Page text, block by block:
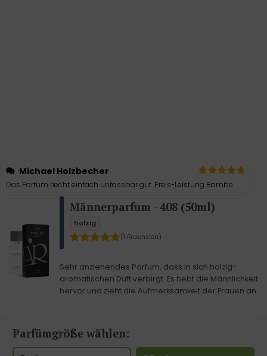
Michael Holzbecher
Das Parfum riecht einfach unfassbar gut. Preis-Leistung Bombe.
Männerparfum - 408 (50ml)
holzig
(1 Rezension)
Sehr anziehendes Parfum, dass in sich holzig-
aromatischen Duft verbirgt. Es hebt die Männlichkeit
hervor und zieht die Aufmerksamkeit der Frauen an.
Parfümgröße wählen: